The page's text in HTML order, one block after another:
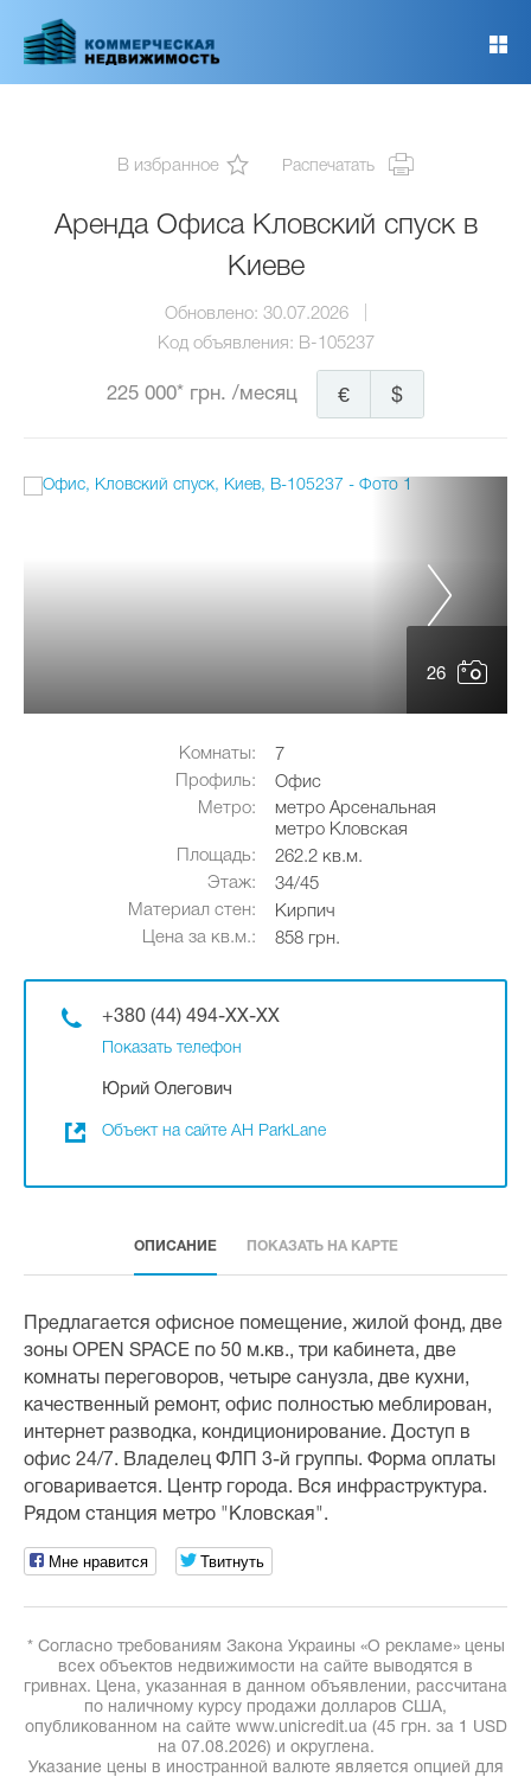
основному
В избранное Распечатать
Аренда Офиса Кловский спуск в
Киеве
Обновлено: 30.07.2026
Код объявления: B-105237
225 000* грн. /месяц $
€
26
Комнаты:
7
Профиль:
Офис
Метро:
метро Арсенальная
метро Кловская
Площадь:
262.2 кв.м.
Этаж:
34/45
Материал стен:
Кирпич
Цена за кв.м.:
858 грн.
+380 (44) 494-XX-XX
Показать телефон
Юрий Олегович
Объект на сайте АН ParkLane
ОПИСАНИЕ ПОКАЗАТЬ НА КАРТЕ
Предлагается офисное помещение, жилой фонд, две
зоны OPEN SPACE по 50 м.кв., три кабинета, две
комнаты переговоров, четыре санузла, две кухни,
качественный ремонт, офис полностью меблирован,
интернет разводка, кондиционирование. Доступ в
офис 24/7. Владелец ФЛП 3-й группы. Форма оплаты
оговаривается. Центр города. Вся инфраструктура.
Рядом станция метро "Кловская".
Мне нравится Твитнуть
* Согласно требованиям Закона Украины «О рекламе» цены
всех объектов недвижимости на сайте выводятся в
гривнах. Цена, указанная в данном объявлении, рассчитана
по наличному курсу продажи долларов США,
опубликованном на сайте www.unicredit.ua (45 грн. за 1 USD
на 07.08.2026) и округлена.
Указание цены в иностранной валюте является опцией для